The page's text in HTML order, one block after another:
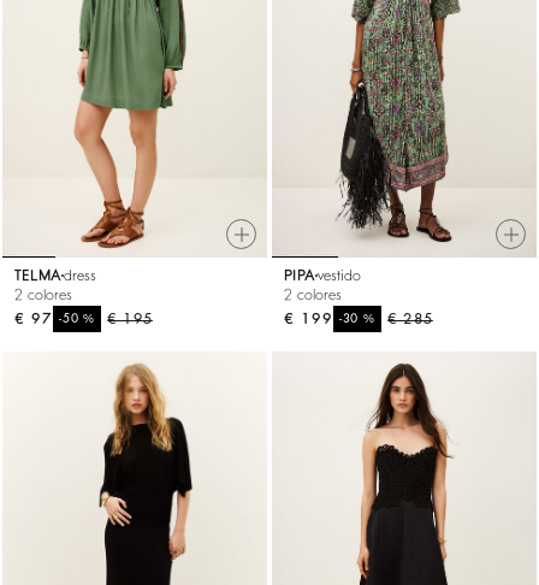
TELMA dress
2 colores
€ 195
-50%
€ 97
PIPA vestido
2 colores
€ 285
-30%
€ 199